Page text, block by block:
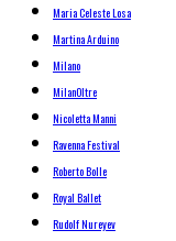
Maria Celeste Losa
Martina Arduino
Milano
MilanOltre
Nicoletta Manni
Ravenna Festival
Roberto Bolle
Royal Ballet
Rudolf Nureyev